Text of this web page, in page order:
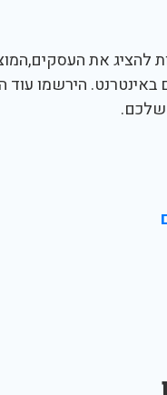
להציג את
הירשמו עוד